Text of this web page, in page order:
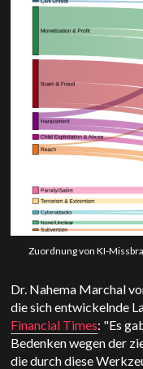
Zuordnung von KI-
Dr. Nahema Marchal
die sich entwickelnde
Financial Times: "Es
Bedenken wegen der
die durch diese